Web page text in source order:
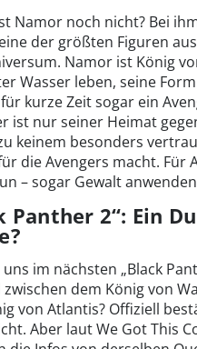
Namor noch nicht? Bei
der größten Figuren
Namor ist König
Wasser leben, seine
kurze Zeit sogar ein
ist nur seiner Heimat
keinem besonders
die Avengers macht. Für
– sogar Gewalt
Panther 2“: Ein
im nächsten „Black
zwischen dem König von
von Atlantis? Offiziell
Aber laut We Got This